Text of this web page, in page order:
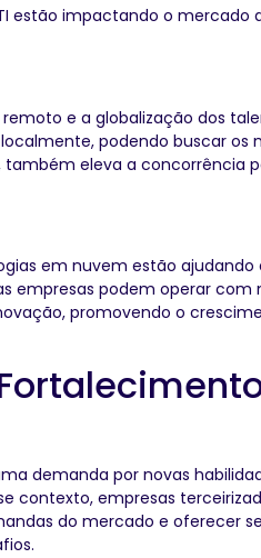
estão impactando o mercado
e a globalização dos
podendo buscar
eleva a concorrência
em nuvem estão
empresas podem operar
promovendo o
demanda por novas
contexto, empresas
do mercado e oferecer